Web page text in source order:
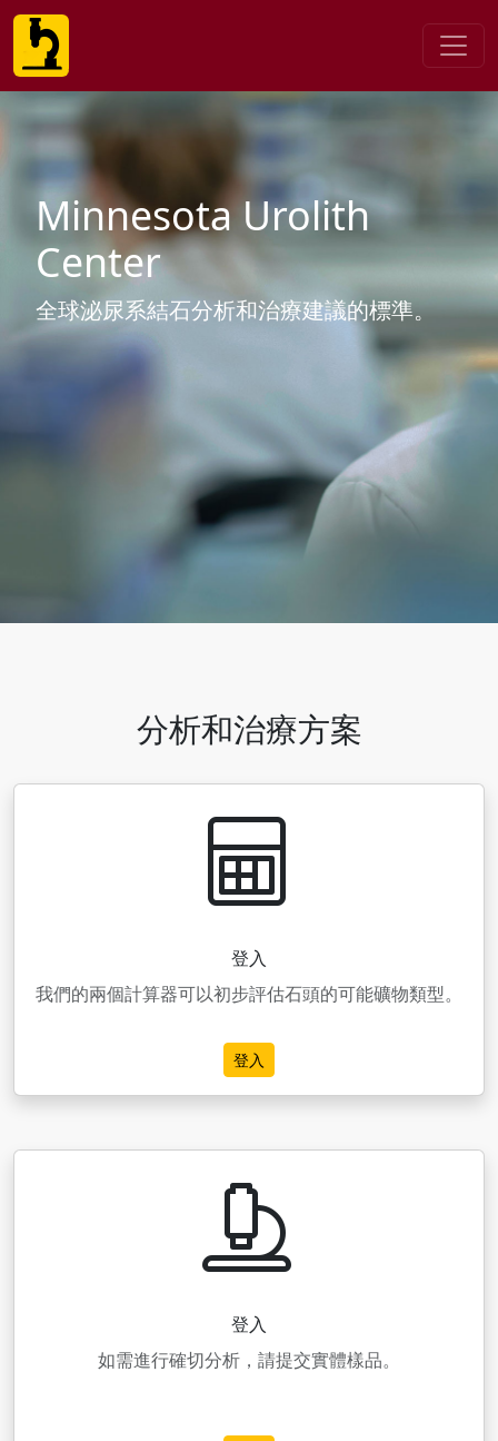
Minnesota Urolith
Center
全球泌尿系結石分析和治療建議的標準。
分析和治療方案
登入
我們的兩個計算器可以初步評估石頭的可能礦物類型。
登入
登入
如需進行確切分析，請提交實體樣品。